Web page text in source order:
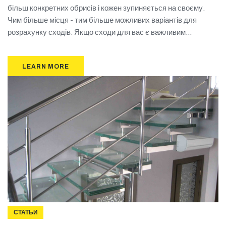
більш конкретних обрисів і кожен зупиняється на своєму.
Чим більше місця - тим більше можливих варіантів для
розрахунку сходів. Якщо сходи для вас є важливим...
LEARN MORE
СТАТЬИ